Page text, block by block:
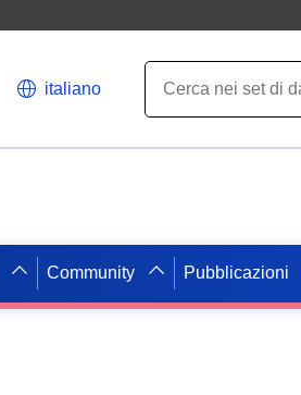
italiano
Community Pubblicazioni